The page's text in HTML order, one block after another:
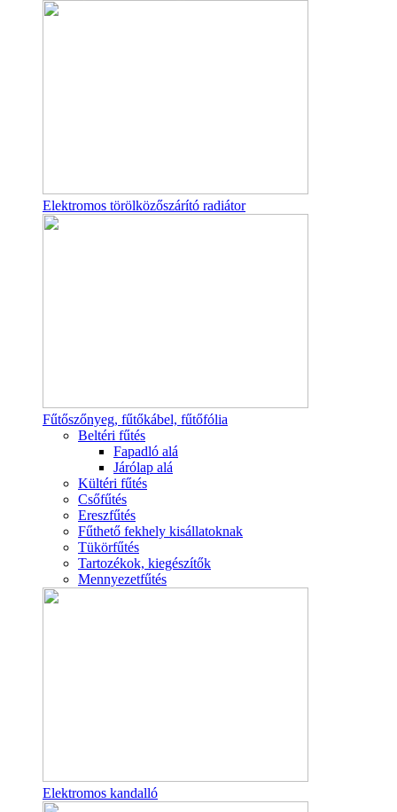
Elektromos törölközőszárító radiátor
Fűtőszőnyeg, fűtőkábel, fűtőfólia
Beltéri fűtés
Fapadló alá
Járólap alá
Kültéri fűtés
Csőfűtés
Ereszfűtés
Fűthető fekhely kisállatoknak
Tükörfűtés
Tartozékok, kiegészítők
Mennyezetfűtés
Elektromos kandalló